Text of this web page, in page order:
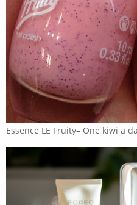
Essence LE Fruity– One kiwi a